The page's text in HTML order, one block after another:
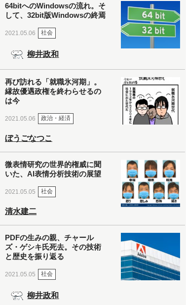
64bitへのWindowsの流れ。そ
して、32bit版Windowsの終焉
2021.05.06 社会
柳井政和
再び訪れる「就職氷河期」。
縁故優遇政権を終わらせるの
は今
2021.05.06 政治・経済
ぼうごなつこ
微表情研究の世界的権威に聞
いた、AI表情分析技術の展望
2021.05.05 社会
清水建二
PDFの生みの親、チャール
ズ・ゲシキ氏死去。その技術
と歴史を振り返る
2021.05.05 社会
柳井政和